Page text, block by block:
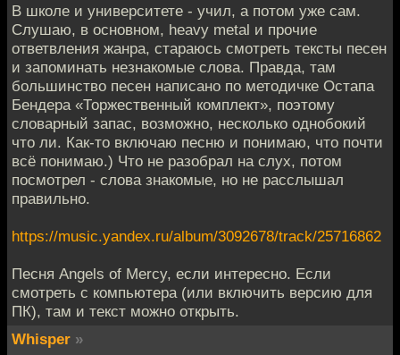
В школе и университете - учил, а потом уже сам.
Слушаю, в основном, heavy metal и прочие
ответвления жанра, стараюсь смотреть тексты песен
и запоминать незнакомые слова. Правда, там
большинство песен написано по методичке Остапа
Бендера «Торжественный комплект», поэтому
словарный запас, возможно, несколько однобокий
что ли. Как-то включаю песню и понимаю, что почти
всё понимаю.) Что не разобрал на слух, потом
посмотрел - слова знакомые, но не расслышал
правильно.
https://music.yandex.ru/album/3092678/track/25716862
Песня Angels of Mercy, если интересно. Если
смотреть с компьютера (или включить версию для
ПК), там и текст можно открыть.
Whisper »